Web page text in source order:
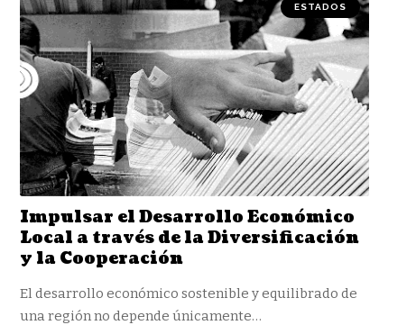
ESTADOS
Impulsar el Desarrollo Económico
Local a través de la Diversificación
y la Cooperación
El desarrollo económico sostenible y equilibrado de
una región no depende únicamente…